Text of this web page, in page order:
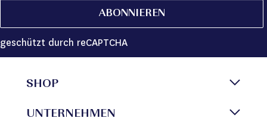
ABONNIEREN
geschützt durch reCAPTCHA
SHOP
UNTERNEHMEN